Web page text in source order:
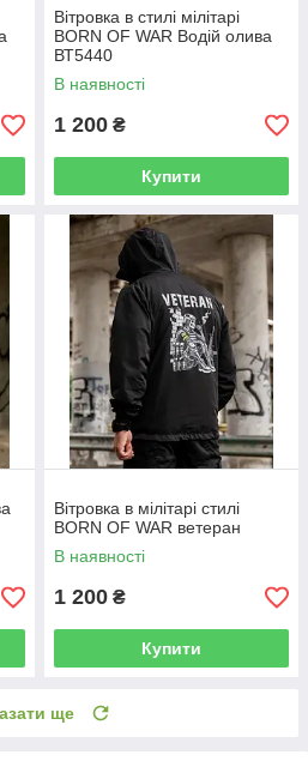
Вітровка в стилі мілітарі
BORN OF WAR Водій олива
ВТ5440
В наявності
1 200 ₴
Купити
Вітровка в мілітарі стилі
BORN OF WAR ветеран
В наявності
1 200 ₴
Купити
ще